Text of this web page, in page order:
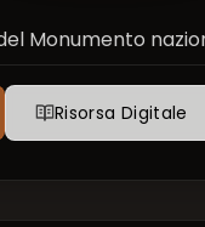
Monumento
Risorsa Digitale